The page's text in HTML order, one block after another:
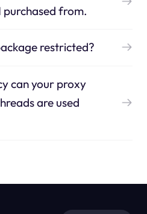
purchased from.
restricted?
can your proxy
are used